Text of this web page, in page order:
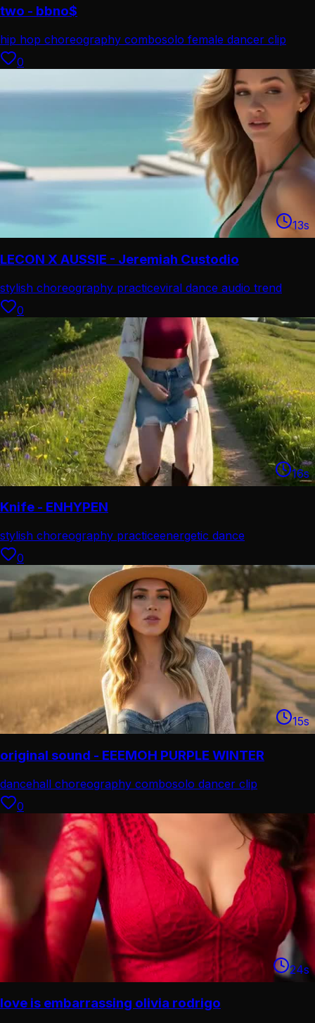
two - bbno$
hip hop choreography combosolo female dancer clip
0
13s
LECON X AUSSIE - Jeremiah Custodio
stylish choreography practiceviral dance audio trend
0
16s
Knife - ENHYPEN
stylish choreography practiceenergetic dance
performance
0
15s
original sound - EEEMOH PURPLE WINTER
dancehall choreography combosolo dancer clip
0
24s
love is embarrassing olivia rodrigo